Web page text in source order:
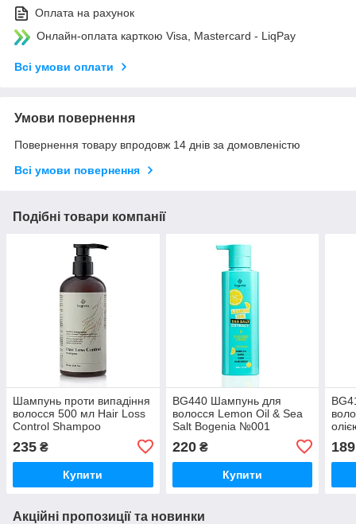
Оплата на рахунок
Онлайн-оплата карткою Visa, Mastercard - LiqPay
Всі умови оплати
Умови повернення
Повернення товару впродовж 14 днів за домовленістю
Всі умови повернення
Подібні товари компанії
Шампунь проти випадіння
волосся 500 мл Hair Loss
Control Shampoo
235 ₴
Купити
BG440 Шампунь для
волосся Lemon Oil & Sea
Salt Bogenia №001
220₴
Купити
189
Акційні пропозиції та новинки